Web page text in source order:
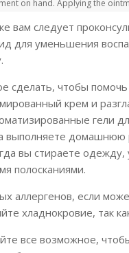
on hand. Applying the
вам следует
для уменьшения
сделать, чтобы
крем и
гели
выполняете
вы стираете
полосканиями.
аллергенов, если
хладнокровие, так
все возможное,